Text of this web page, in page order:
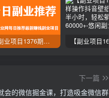
【副业项目1376期】龟课最新闲鱼项目玩法实战教程_全新升级月收益几千到几万
下一篇
会的微信掘金课，打造吸金微信群